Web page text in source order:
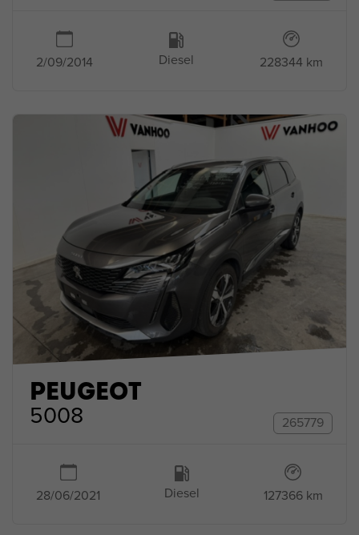
2/09/2014 Diesel 228344 km
PEUGEOT
5008 265779
28/06/2021 Diesel 127366 km